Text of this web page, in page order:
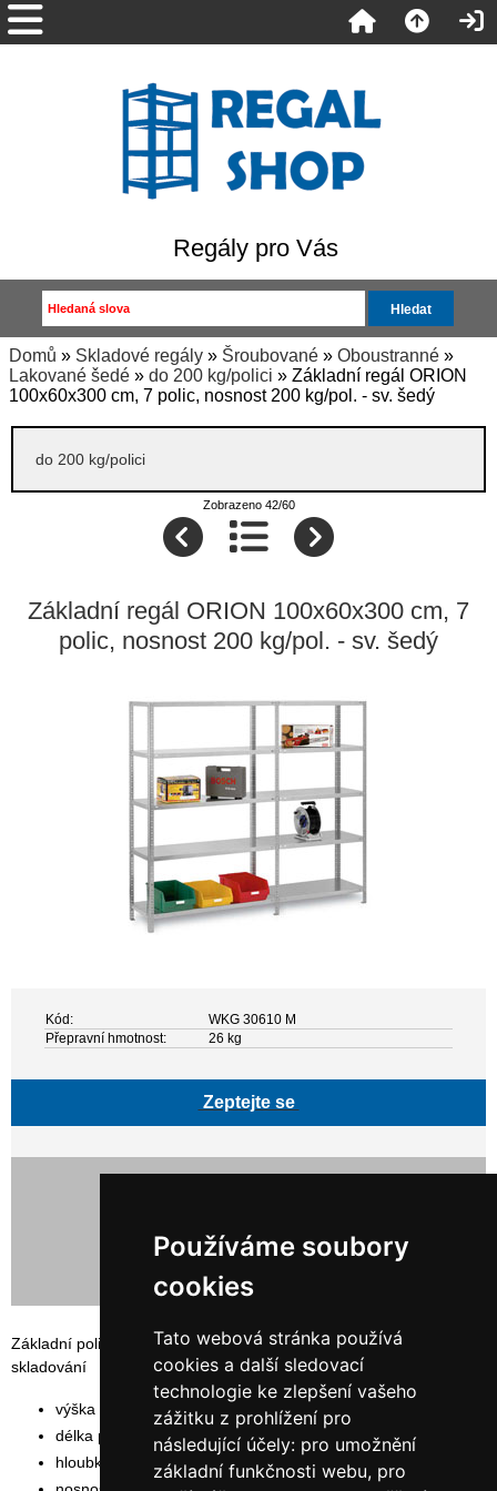
Používáme soubory
cookies
Tato webová stránka používá
cookies a další sledovací
technologie ke zlepšení vašeho
zážitku z prohlížení pro
následující účely: pro umožnění
základní funkčnosti webu, pro
Regály pro Vás
Domů » Skladové regály » Šroubované » Oboustranné »
Lakované šedé » do 200 kg/polici » Základní regál ORION
100x60x300 cm, 7 polic, nosnost 200 kg/pol. - sv. šedý
do 200 kg/polici
Zobrazeno 42/60
Základní regál ORION 100x60x300 cm, 7
polic, nosnost 200 kg/pol. - sv. šedý
Kód:
WKG 30610 M
Přepravní hmotnost:
26 kg
Zeptejte se
Základní policový, šroubovaný regál ORION PLUS vhodný pro
skladování
výška rámu: 300 cm
délka polic: 100 cm
hloubka polic: 60 cm